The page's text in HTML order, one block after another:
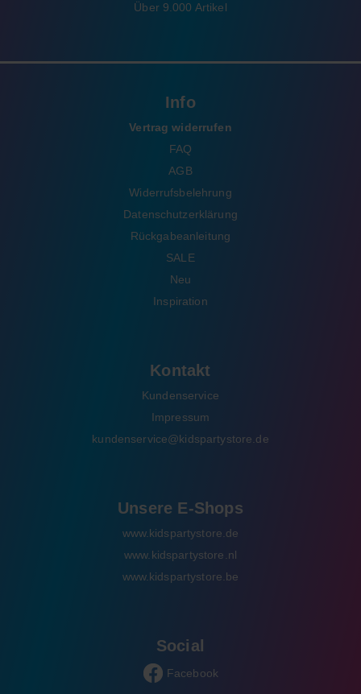
Über 9.000 Artikel
Info
Vertrag widerrufen
FAQ
AGB
Widerrufsbelehrung
Datenschutzerklärung
Rückgabeanleitung
SALE
Neu
Inspiration
Kontakt
Kundenservice
Impressum
kundenservice@kidspartystore.de
Unsere E-Shops
www.kidspartystore.de
www.kidspartystore.nl
www.kidspartystore.be
Social
Facebook